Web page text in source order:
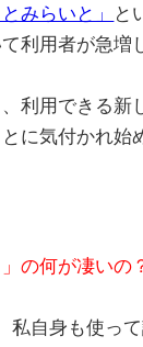
とみらいと」
と
利用者が急増
利用できる新
に気付かれ始
の何が凄いの
私自身も使っ